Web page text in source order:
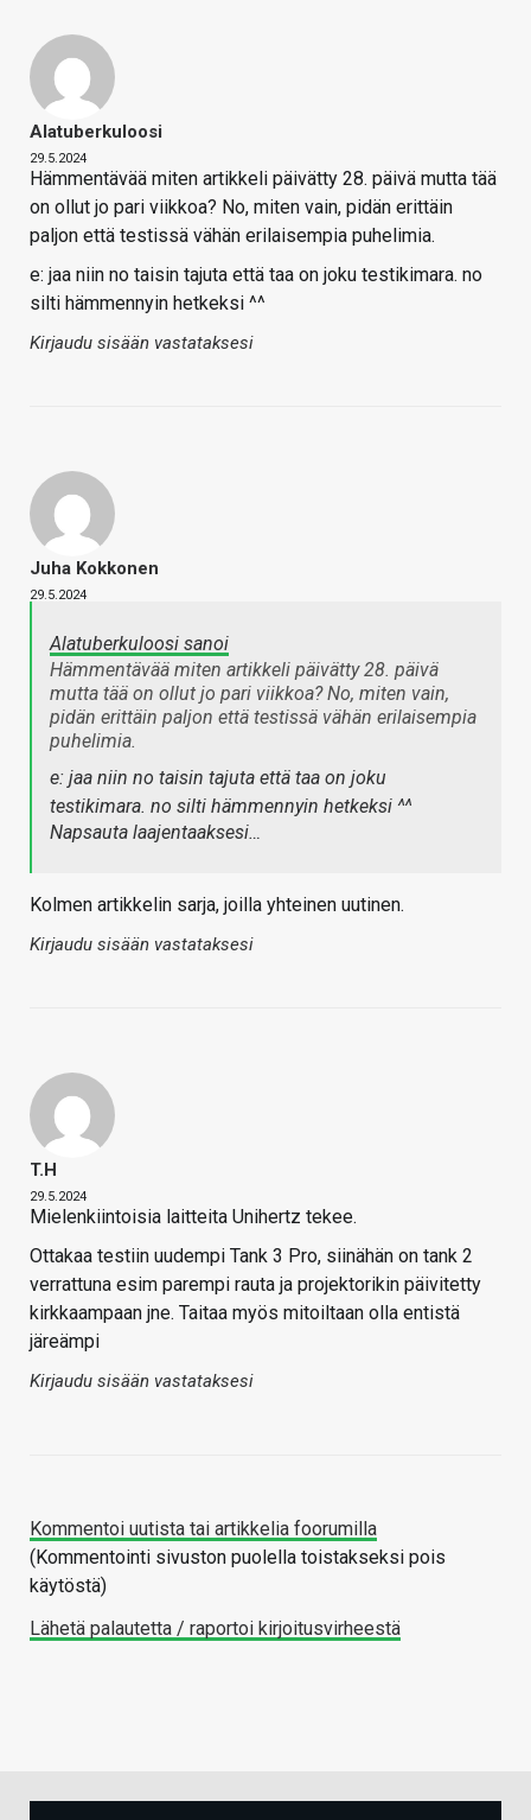
Alatuberkuloosi
29.5.2024
Hämmentävää miten artikkeli päivätty 28. päivä mutta tää
on ollut jo pari viikkoa? No, miten vain, pidän erittäin
paljon että testissä vähän erilaisempia puhelimia.
e: jaa niin no taisin tajuta että taa on joku testikimara. no
silti hämmennyin hetkeksi ^^
Kirjaudu sisään vastataksesi
Juha Kokkonen
29.5.2024
Alatuberkuloosi sanoi
Hämmentävää miten artikkeli päivätty 28. päivä
mutta tää on ollut jo pari viikkoa? No, miten vain,
pidän erittäin paljon että testissä vähän erilaisempia
puhelimia.
e: jaa niin no taisin tajuta että taa on joku
testikimara. no silti hämmennyin hetkeksi ^^
Napsauta laajentaaksesi…
Kolmen artikkelin sarja, joilla yhteinen uutinen.
Kirjaudu sisään vastataksesi
T.H
29.5.2024
Mielenkiintoisia laitteita Unihertz tekee.
Ottakaa testiin uudempi Tank 3 Pro, siinähän on tank 2
verrattuna esim parempi rauta ja projektorikin päivitetty
kirkkaampaan jne. Taitaa myös mitoiltaan olla entistä
järeämpi
Kirjaudu sisään vastataksesi
Kommentoi uutista tai artikkelia foorumilla
(Kommentointi sivuston puolella toistakseksi pois
käytöstä)
Lähetä palautetta / raportoi kirjoitusvirheestä